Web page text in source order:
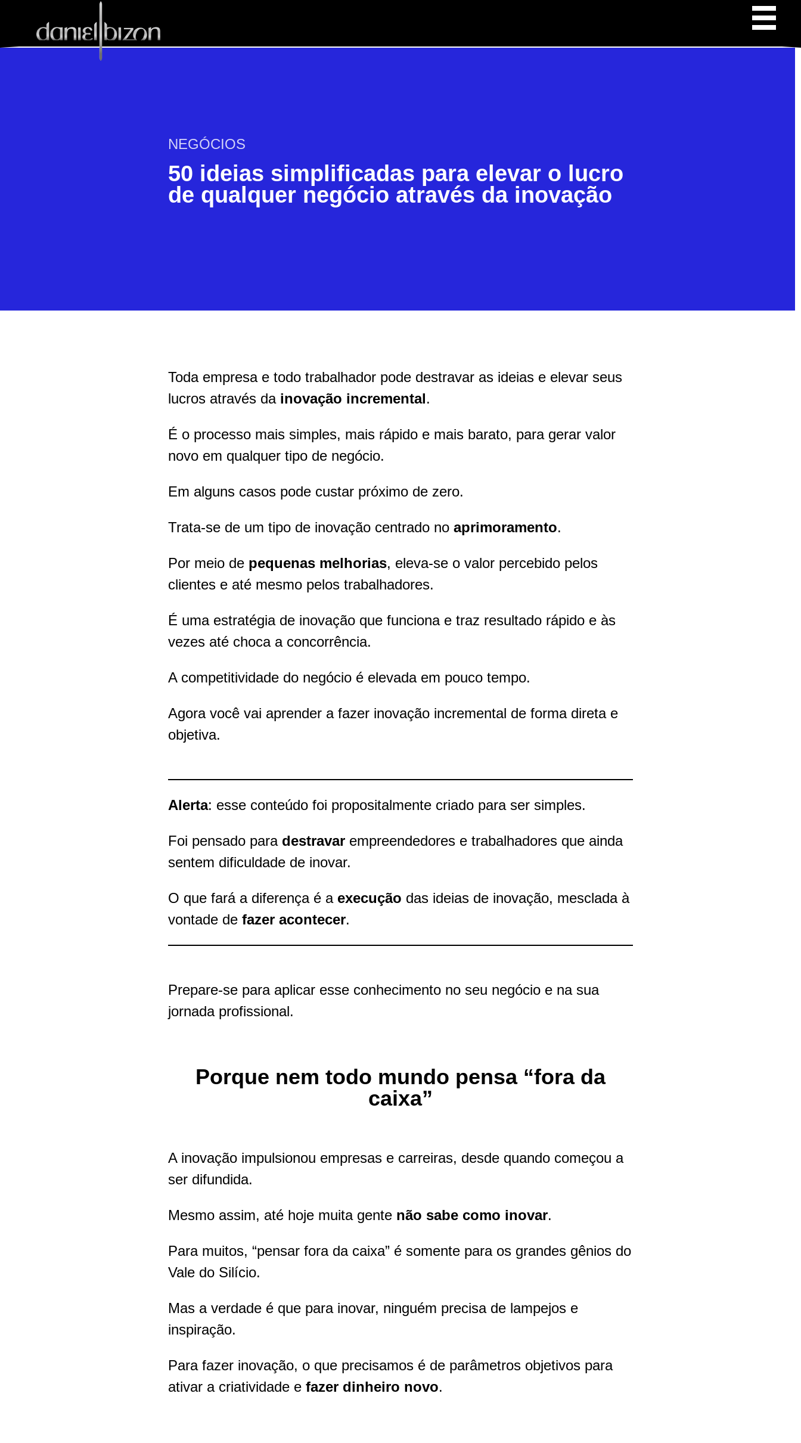
NEGÓCIOS
50 ideias simplificadas para elevar o lucro
de qualquer negócio através da inovação
Toda empresa e todo trabalhador pode destravar as ideias e elevar seus
lucros através da inovação incremental.
É o processo mais simples, mais rápido e mais barato, para gerar valor
novo em qualquer tipo de negócio.
Em alguns casos pode custar próximo de zero.
Trata-se de um tipo de inovação centrado no aprimoramento.
Por meio de pequenas melhorias, eleva-se o valor percebido pelos
clientes e até mesmo pelos trabalhadores.
É uma estratégia de inovação que funciona e traz resultado rápido e às
vezes até choca a concorrência.
A competitividade do negócio é elevada em pouco tempo.
Agora você vai aprender a fazer inovação incremental de forma direta e
objetiva.
Alerta: esse conteúdo foi propositalmente criado para ser simples.
Foi pensado para destravar empreendedores e trabalhadores que ainda
sentem dificuldade de inovar.
O que fará a diferença é a execução das ideias de inovação, mesclada à
vontade de fazer acontecer.
Prepare-se para aplicar esse conhecimento no seu negócio e na sua
jornada profissional.
Porque nem todo mundo pensa “fora da
caixa”
A inovação impulsionou empresas e carreiras, desde quando começou a
ser difundida.
Mesmo assim, até hoje muita gente não sabe como inovar.
Para muitos, “pensar fora da caixa” é somente para os grandes gênios do
Vale do Silício.
Mas a verdade é que para inovar, ninguém precisa de lampejos e
inspiração.
Para fazer inovação, o que precisamos é de parâmetros objetivos para
ativar a criatividade e fazer dinheiro novo.